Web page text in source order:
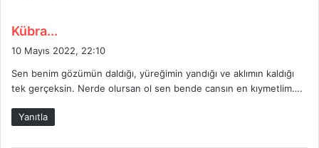
Kübra...
e
i
k
10 Mayıs 2022, 22:10
Sen benim gözümün daldığı, yüreğimin yandığı ve aklımın kaldığı
tek gerçeksin. Nerde olursan ol sen bende cansın en kıymetlim….
Yanıtla